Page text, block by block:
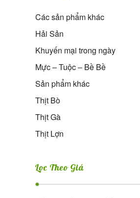
Các sản phẩm khác
Hải Sản
Khuyến mại trong ngày
Mực – Tuộc – Bề Bề
Sản phẩm khác
Thịt Bò
Thịt Gà
Thịt Lợn
Lọc Theo Giá